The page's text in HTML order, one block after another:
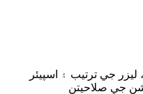
جي ترتيب ۽ اسپيئر
جي صلاحيتن